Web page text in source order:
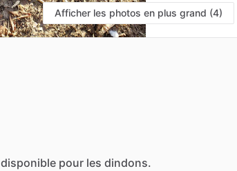
Afficher les photos en plus grand (4)
disponible pour les dindons.